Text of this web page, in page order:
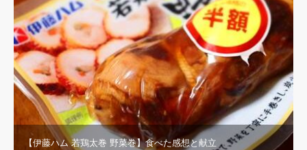
【伊藤ハム 若鶏太巻 野菜巻】食べた感想と献立